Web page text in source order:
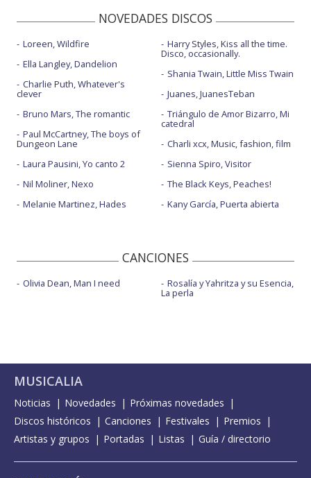
NOVEDADES DISCOS
Loreen, Wildfire
Ella Langley, Dandelion
Charlie Puth, Whatever's
clever
Bruno Mars, The romantic
Paul McCartney, The boys of
Dungeon Lane
Laura Pausini, Yo canto 2
Nil Moliner, Nexo
Melanie Martinez, Hades
Harry Styles, Kiss all the time.
Disco, occasionally.
Shania Twain, Little Miss Twain
Juanes, JuanesTeban
Triángulo de Amor Bizarro, Mi
catedral
Charli xcx, Music, fashion, film
Sienna Spiro, Visitor
The Black Keys, Peaches!
Kany García, Puerta abierta
CANCIONES
Olivia Dean, Man I need Rosalía y Yahritza y su Esencia,
La perla
MUSICALIA
Noticias Novedades
Próximas novedades
Discos históricos
Canciones Festivales
Premios
Artistas y grupos
Portadas Listas Guía / directorio